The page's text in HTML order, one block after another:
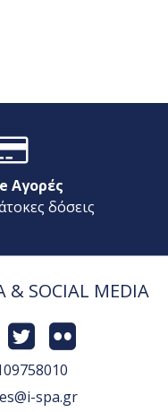
Αγορές
δόσεις
SOCIAL MEDIA
spa.gr